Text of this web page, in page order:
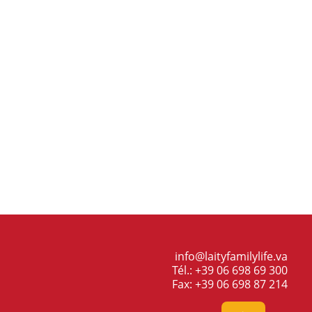
info@laityfamilylife.va
Tél.: +39 06 698 69 300
Fax: +39 06 698 87 214